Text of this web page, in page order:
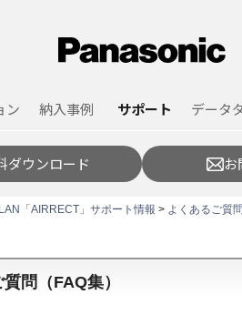
ン 納入事例 サポート データ
ダウンロード お
「AIRRECT」サポート情報 > よくあるご質
問（FAQ集）